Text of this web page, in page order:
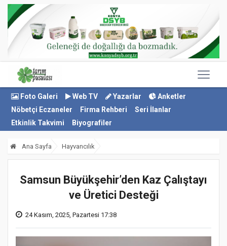
Foto Galeri Web TV Yazarlar
Anketler
Nöbetçi Eczaneler
Firma Rehberi
Seri İlanlar
Etkinlik Takvimi
Biyografiler
Ana Sayfa Hayvancılık
Samsun Büyükşehir’den Kaz Çalıştayı
ve Üretici Desteği
24 Kasım, 2025, Pazartesi 17:38